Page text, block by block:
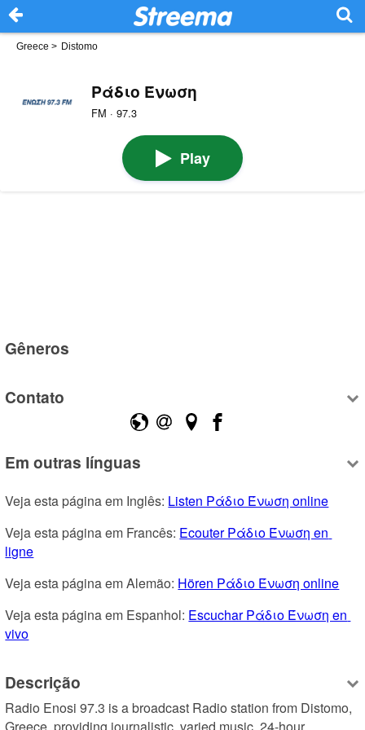
Greece > Distomo
Ράδιο Ένωση
FM · 97.3
Play
Gêneros
Contato
Em outras línguas
Veja esta página em Inglês: Listen Ράδιο Ένωση online
Veja esta página em Francês: Ecouter Ράδιο Ένωση en
ligne
Veja esta página em Alemão: Hören Ράδιο Ένωση online
Veja esta página em Espanhol: Escuchar Ράδιο Ένωση en
vivo
Descrição
Radio Enosi 97.3 is a broadcast Radio station from Distomo,